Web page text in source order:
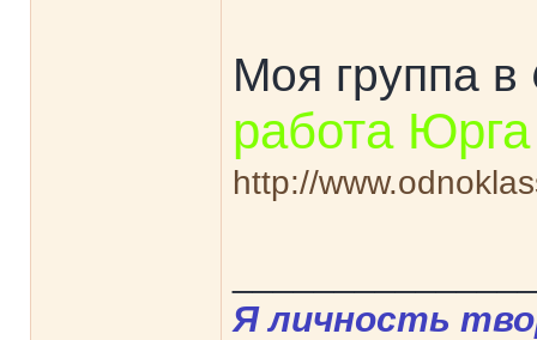
Моя группа в
работа Юрга
http://
Я личность